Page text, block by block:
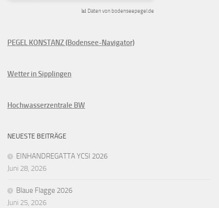
📊 Daten von bodenseepegel.de
PEGEL KONSTANZ (Bodensee-Navigator)
Wetter in Sipplingen
Hochwasserzentrale BW
NEUESTE BEITRÄGE
EINHANDREGATTA YCSI 2026
Juni 28, 2026
Blaue Flagge 2026
Juni 25, 2026